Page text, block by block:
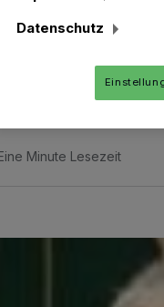
und toller
nach dem
Minute Lesezeit
Datenschutz